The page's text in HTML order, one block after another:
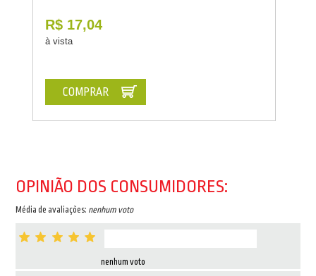
R$ 17,04
à vista
COMPRAR
OPINIÃO DOS CONSUMIDORES:
Média de avaliações: nenhum voto
nenhum voto